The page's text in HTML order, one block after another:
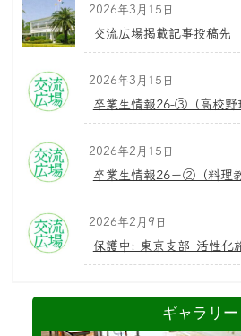
2026年3月15日
交流広場掲載記事投稿先
2026年3月15日
卒業生情報26-③（高校野
2026年2月15日
卒業生情報26−②（料理教
2026年2月9日
保護中: 東京支部_活性化
ギャラリー